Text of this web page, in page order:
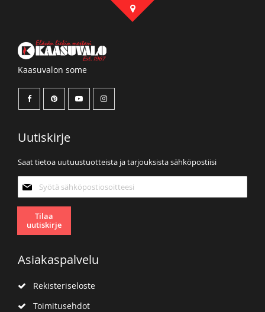
Kaasuvalon some
Uutiskirje
Saat tietoa uutuustuotteista ja tarjouksista sähköpostiisi
uutiskirjeemme:
Tilaa
uutiskirje
Asiakaspalvelu
Rekisteriseloste
Toimitusehdot